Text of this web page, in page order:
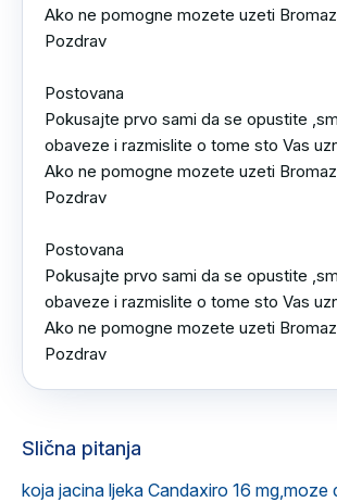
Ako ne pomogne mozete uzeti
Pozdrav
Postovana
Pokusajte prvo sami da se opustite
obaveze i razmislite o tome sto Vas
Ako ne pomogne mozete uzeti
Pozdrav
Postovana
Pokusajte prvo sami da se opustite
obaveze i razmislite o tome sto Vas
Ako ne pomogne mozete uzeti
Pozdrav
Slična pitanja
koja jacina ljeka Candaxiro 16 mg,moze